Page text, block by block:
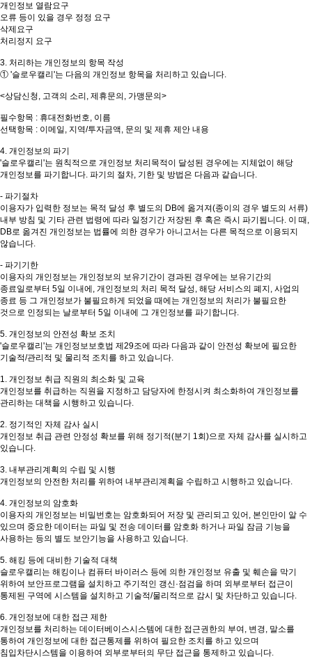
개인정보 열람요구
오류 등이 있을 경우 정정 요구
삭제요구
처리정지 요구
3. 처리하는 개인정보의 항목 작성
① '슬로우캘리'는 다음의 개인정보 항목을 처리하고 있습니다.
<상담신청, 고객의 소리, 제휴문의, 가맹문의>
필수항목 : 휴대전화번호, 이름
선택항목 : 이메일, 지역/투자금액, 문의 및 제휴 제안 내용
4. 개인정보의 파기
'슬로우캘리'는 원칙적으로 개인정보 처리목적이 달성된 경우에는 지체없이 해당
개인정보를 파기합니다. 파기의 절차, 기한 및 방법은 다음과 같습니다.
- 파기절차
이용자가 입력한 정보는 목적 달성 후 별도의 DB에 옮겨져(종이의 경우 별도의 서류)
내부 방침 및 기타 관련 법령에 따라 일정기간 저장된 후 혹은 즉시 파기됩니다. 이 때,
DB로 옮겨진 개인정보는 법률에 의한 경우가 아니고서는 다른 목적으로 이용되지
않습니다.
- 파기기한
이용자의 개인정보는 개인정보의 보유기간이 경과된 경우에는 보유기간의
종료일로부터 5일 이내에, 개인정보의 처리 목적 달성, 해당 서비스의 폐지, 사업의
종료 등 그 개인정보가 불필요하게 되었을 때에는 개인정보의 처리가 불필요한
것으로 인정되는 날로부터 5일 이내에 그 개인정보를 파기합니다.
5. 개인정보의 안전성 확보 조치
'슬로우캘리'는 개인정보보호법 제29조에 따라 다음과 같이 안전성 확보에 필요한
기술적/관리적 및 물리적 조치를 하고 있습니다.
1. 개인정보 취급 직원의 최소화 및 교육
개인정보를 취급하는 직원을 지정하고 담당자에 한정시켜 최소화하여 개인정보를
관리하는 대책을 시행하고 있습니다.
2. 정기적인 자체 감사 실시
개인정보 취급 관련 안정성 확보를 위해 정기적(분기 1회)으로 자체 감사를 실시하고
있습니다.
3. 내부관리계획의 수립 및 시행
개인정보의 안전한 처리를 위하여 내부관리계획을 수립하고 시행하고 있습니다.
4. 개인정보의 암호화
이용자의 개인정보는 비밀번호는 암호화되어 저장 및 관리되고 있어, 본인만이 알 수
있으며 중요한 데이터는 파일 및 전송 데이터를 암호화 하거나 파일 잠금 기능을
사용하는 등의 별도 보안기능을 사용하고 있습니다.
5. 해킹 등에 대비한 기술적 대책
슬로우캘리는 해킹이나 컴퓨터 바이러스 등에 의한 개인정보 유출 및 훼손을 막기
위하여 보안프로그램을 설치하고 주기적인 갱신·점검을 하며 외부로부터 접근이
통제된 구역에 시스템을 설치하고 기술적/물리적으로 감시 및 차단하고 있습니다.
6. 개인정보에 대한 접근 제한
개인정보를 처리하는 데이터베이스시스템에 대한 접근권한의 부여, 변경, 말소를
통하여 개인정보에 대한 접근통제를 위하여 필요한 조치를 하고 있으며
침입차단시스템을 이용하여 외부로부터의 무단 접근을 통제하고 있습니다.